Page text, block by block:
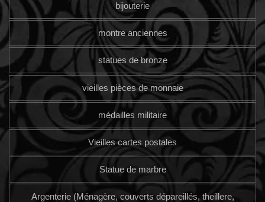
bijouterie
montre anciennes
statues de bronze
vieilles pièces de monnaie
médailles militaire
Vieilles cartes postales
Statue de marbre
Argenterie (Ménagère, couverts dépareillés, theillere,